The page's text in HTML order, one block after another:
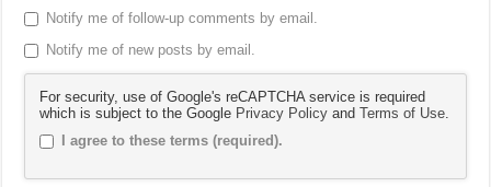
Notify me of follow-up comments by email.
Notify me of new posts by email.
For security, use of Google's reCAPTCHA service is required
which is subject to the Google Privacy Policy andTerms of Use
I agree to these terms (required).